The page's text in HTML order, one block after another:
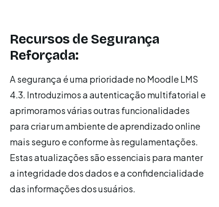
Recursos de Segurança
Reforçada:
A segurança é uma prioridade no Moodle LMS
4.3. Introduzimos a autenticação multifatorial e
aprimoramos várias outras funcionalidades
para criar um ambiente de aprendizado online
mais seguro e conforme às regulamentações.
Estas atualizações são essenciais para manter
a integridade dos dados e a confidencialidade
das informações dos usuários.